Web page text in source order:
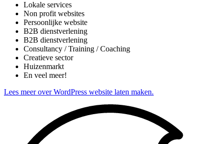
Lokale services
Non profit websites
Persoonlijke website
B2B dienstverlening
B2B dienstverlening
Consultancy / Training / Coaching
Creatieve sector
Huizenmarkt
En veel meer!
Lees meer over WordPress website laten maken.